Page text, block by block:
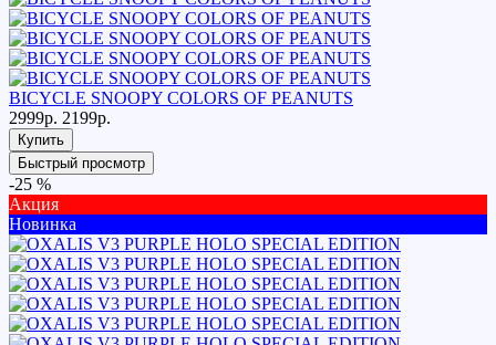
BICYCLE SNOOPY COLORS OF PEANUTS
2999р. 2199р.
Купить
Быстрый просмотр
-25 %
Акция
Новинка